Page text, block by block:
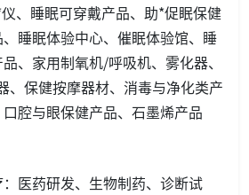
、睡眠可穿戴产品、助*促眠保健
睡眠体验中心、催眠体验馆、睡
、家用制氧机/呼吸机、雾化器、
、保健按摩器材、消毒与净化类产
腔与眼保健产品、石墨烯产品
医药研发、生物制药、诊断试